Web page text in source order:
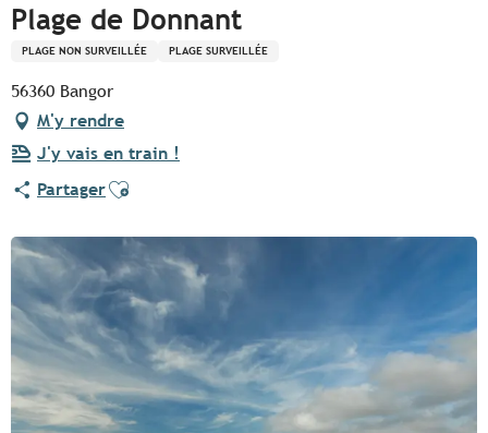
Plage de Donnant
PLAGE NON SURVEILLÉE PLAGE SURVEILLÉE
56360 Bangor
M'y rendre
J'y vais en train !
PartagerAjouter aux favoris